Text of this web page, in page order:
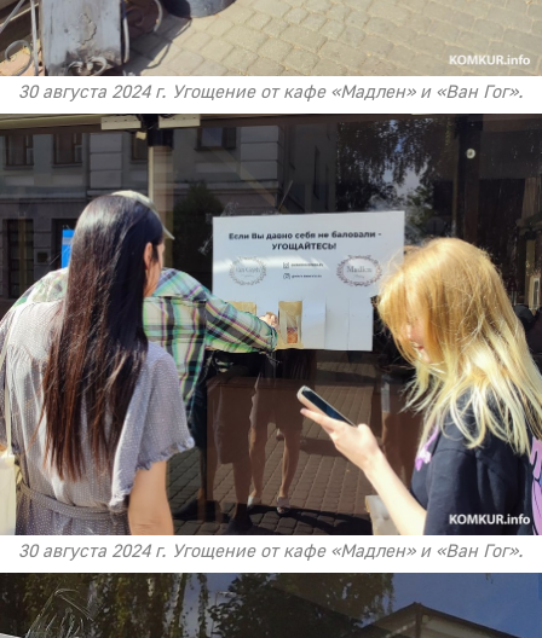
30 августа 2024 г. Угощение от кафе «Мадлен» и «Ван Гог».
30 августа 2024 г. Угощение от кафе «Мадлен» и «Ван Гог».